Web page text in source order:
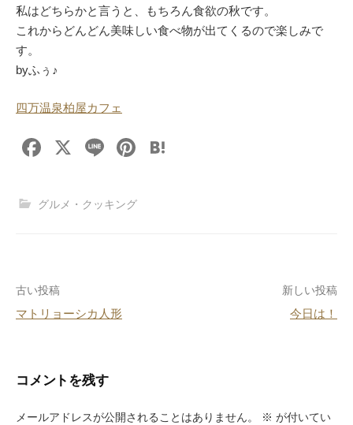
私はどちらかと言うと、もちろん食欲の秋です。
これからどんどん美味しい食べ物が出てくるので楽しみで
す。
byふぅ♪
四万温泉柏屋カフェ
F
c
o
k
X
Li
e
Pi
グルメ・クッキング
投
稿
ビ
ゲ
古い投稿
マトリョーシカ人形
新しい投稿
今日は！
コメントを残す
メールアドレスが公開されることはありません。 ※ が付いてい